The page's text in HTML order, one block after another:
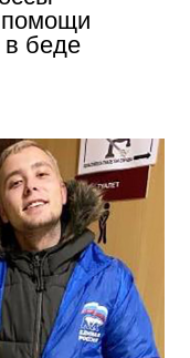
помощи
беде